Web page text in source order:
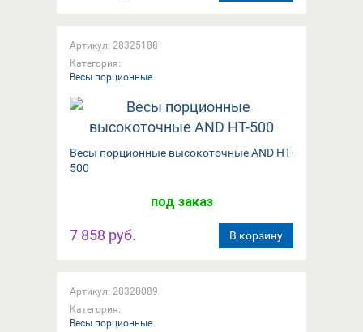
Артикул: 28325188
Категория:
Весы порционные
Вeсы порционные высокоточные AND HT-
500
под заказ
7 858 руб. В корзину
Артикул: 28328089
Категория:
Весы порционные